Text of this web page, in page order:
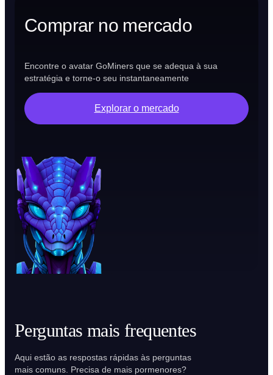
Comprar no mercado
Encontre o avatar GoMiners que se adequa à sua
estratégia e torne-o seu instantaneamente
Explorar o mercado
Perguntas mais frequentes
Aqui estão as respostas rápidas às perguntas
mais comuns. Precisa de mais pormenores?